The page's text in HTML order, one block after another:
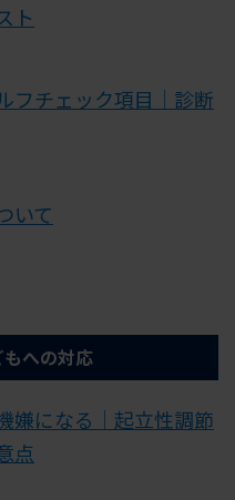
ト
フチェック項目｜診断
いて
への対応
嫌になる｜起立性調節
点